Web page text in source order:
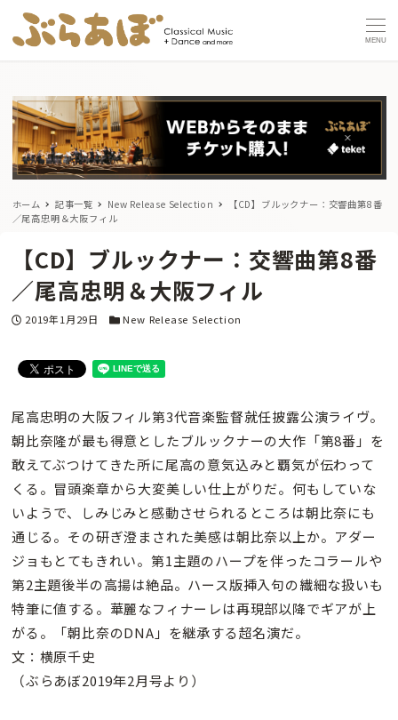
MENU
ホーム 記事一覧 New Release Selection
【CD】ブルックナー：交響曲第8番
／尾高忠明＆大阪フィル
【CD】ブルックナー：交響曲第8番
／尾高忠明＆大阪フィル
投稿日
2019年1月29日 カテゴリー
New Release Selection
尾高忠明の大阪フィル第3代音楽監督就任披露公演ライヴ。
朝比奈隆が最も得意としたブルックナーの大作「第8番」を
敢えてぶつけてきた所に尾高の意気込みと覇気が伝わって
くる。冒頭楽章から大変美しい仕上がりだ。何もしていな
いようで、しみじみと感動させられるところは朝比奈にも
通じる。その研ぎ澄まされた美感は朝比奈以上か。アダー
ジョもとてもきれい。第1主題のハープを伴ったコラールや
第2主題後半の高揚は絶品。ハース版挿入句の繊細な扱いも
特筆に値する。華麗なフィナーレは再現部以降でギアが上
がる。「朝比奈のDNA」を継承する超名演だ。
文：横原千史
（ぶらあぼ2019年2月号より）